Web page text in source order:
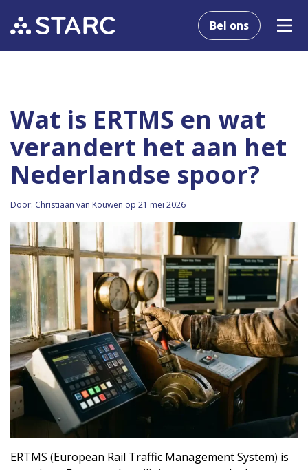
Bel ons
Wat is ERTMS en wat
verandert het aan het
Nederlandse spoor?
Door: Christiaan van Kouwen op 21 mei 2026
ERTMS (European Rail Traffic Management System) is